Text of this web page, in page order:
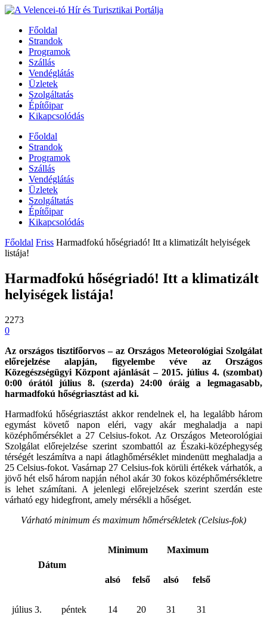
Főoldal
Strandok
Programok
Szállás
Vendéglátás
Üzletek
Szolgáltatás
Építőipar
Kikapcsolódás
Főoldal
Strandok
Programok
Szállás
Vendéglátás
Üzletek
Szolgáltatás
Építőipar
Kikapcsolódás
Főoldal Friss Harmadfokú hőségriadó! Itt a klimatizált helyiségek
listája!
Harmadfokú hőségriadó! Itt a klimatizált
helyiségek listája!
2273
0
Az országos tisztifőorvos – az Országos Meteorológiai Szolgálat
előrejelzése alapján, figyelembe véve az Országos
Közegészségügyi Központ ajánlását – 2015. július 4. (szombat)
0:00 órától július 8. (szerda) 24:00 óráig a legmagasabb,
harmadfokú hőségriasztást ad ki.
Harmadfokú hőségriasztást akkor rendelnek el, ha legalább három
egymást követő napon eléri, vagy akár meghaladja a napi
középhőmérséklet a 27 Celsius-fokot. Az Országos Meteorológiai
Szolgálat előrejelzése szerint szombattól az Északi-középhegység
térségét leszámítva a napi átlaghőmérséklet mindenütt meghaladja a
25 Celsius-fokot. Vasárnap 27 Celsius-fok körüli értékek várhatók, a
jövő hét első három napján néhol akár 30 fokos középhőmérsékletre
is lehet számítani. A jelenlegi előrejelzések szerint szerdán este
várható egy hidegfront, amely mérsékli a hőséget.
Várható minimum és maximum hőmérsékletek (Celsius-fok)
Dátum
Minimum Maximum
alsó felső alsó felső
július 3. péntek 14 20 31 31